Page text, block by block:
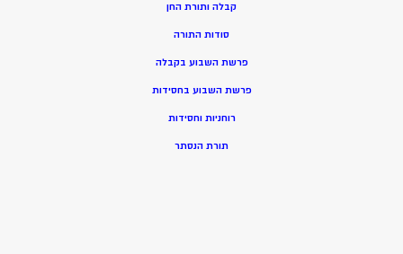
קבלה ותורת החן
סודות התורה
פרשת השבוע בקבלה
פרשת השבוע בחסידות
רוחניות וחסידות
תורת הנסתר